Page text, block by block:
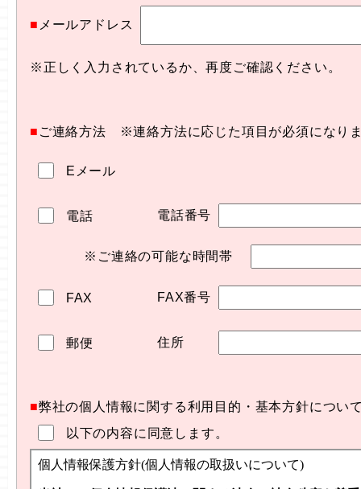
■ メールアドレス
※正しく入力されているか、再度ご確認ください。
■ ご連絡方法 ※連絡方法に応じた項目が必須になり
Eメール
電話 電話番号
※ご連絡の可能な時間帯
FAX FAX番号
郵便 住所
■弊社の個人情報に関する利用目的・基本方針につい
以下の内容に同意します。